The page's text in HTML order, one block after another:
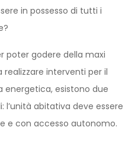
in possesso di tutti i
poter godere della maxi
realizzare interventi per il
energetica, esistono due
abitativa deve essere
e con accesso autonomo.